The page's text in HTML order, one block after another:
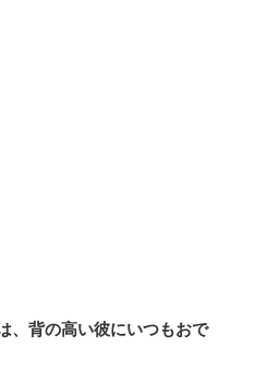
、背の高い彼にいつもおで